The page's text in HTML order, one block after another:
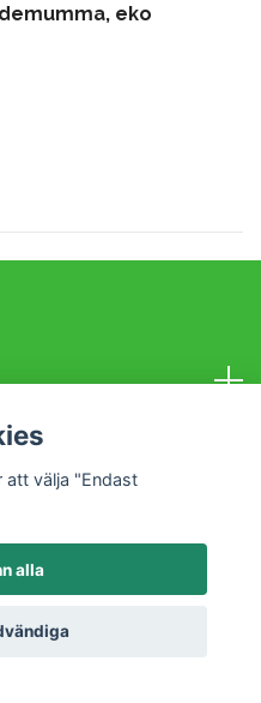
eko
Powered by Quickbutik
att välja "Endast
alla